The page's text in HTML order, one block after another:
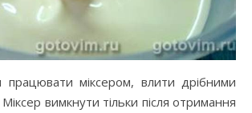
міксером, влити дрібними
вимкнути тільки після отримання